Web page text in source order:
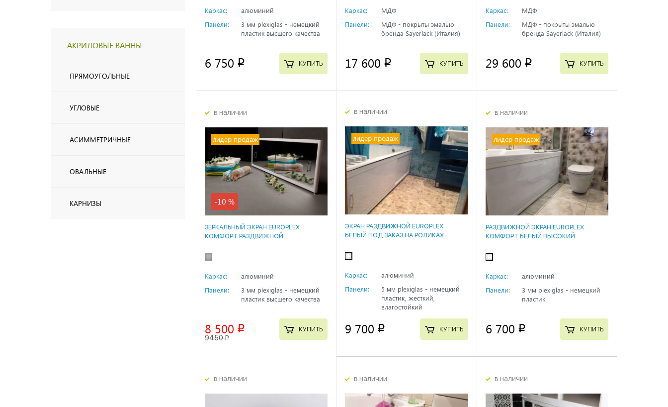
АКРИЛОВЫЕ ВАННЫ
ПРЯМОУГОЛЬНЫЕ
УГЛОВЫЕ
АСИММЕТРИЧНЫЕ
ОВАЛЬНЫЕ
КАРНИЗЫ
Каркас:
алюминий
Панели:
3 мм plexiglas - немецкий
пластик высшего качества
6 750 p КУПИТЬ
Каркас:
МДФ
Панели:
МДФ - покрыты эмалью
бренда Sayerlack (Италия)
17 600 p КУПИТЬ
Каркас:
МДФ
Панели:
МДФ - покрыты эмалью
бренда Sayerlack (Италия)
29 600 p КУПИТЬ
в наличии
лидер продаж
-10 %
ЗЕРКАЛЬНЫЙ ЭКРАН EUROPLEX
КОМФОРТ РАЗДВИЖНОЙ
Каркас:
алюминий
Панели:
3 мм plexiglas - немецкий
пластик высшего качества
8 500 p
9450p
КУПИТЬ
в наличии
лидер продаж
ЭКРАН РАЗДВИЖНОЙ EUROPLEX
БЕЛЫЙ ПОД ЗАКАЗ НА РОЛИКАХ
Каркас:
алюминий
Панели:
5 мм plexiglas - немецкий
пластик, жесткий,
влагостойкий
9 700 p КУПИТЬ
в наличии
лидер продаж
РАЗДВИЖНОЙ ЭКРАН EUROPLEX
КОМФОРТ БЕЛЫЙ ВЫСОКИЙ
Каркас:
алюминий
Панели:
3 мм plexiglas - немецкий
пластик
6 700 p КУПИТЬ
в наличии в наличии в наличии